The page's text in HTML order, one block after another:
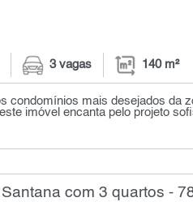
3 vagas 140 m²
condomínios mais desejados da
imóvel encanta pelo projeto
com 3 quartos -